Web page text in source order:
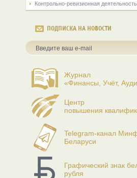
Контрольно-ревизионная деятельность
ПОДПИСКА НА НОВОСТИ
Журнал
«Финансы, Учёт,
Центр
повышения
Telegram-канал
Беларуси
Графический знак
рубля